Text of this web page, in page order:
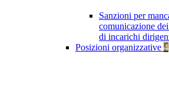
Sanzioni per
comunicazione
di incarichi
Posizioni organizzative 4